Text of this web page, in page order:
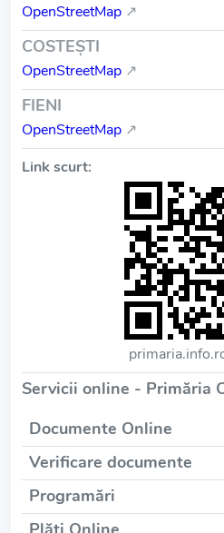
OpenStreetMap ↗
COSTEŞTI
OpenStreetMap ↗
FIENI
OpenStreetMap ↗
Link scurt:
Servicii online - Primăria
Documente Online
Verificare documente
Programări